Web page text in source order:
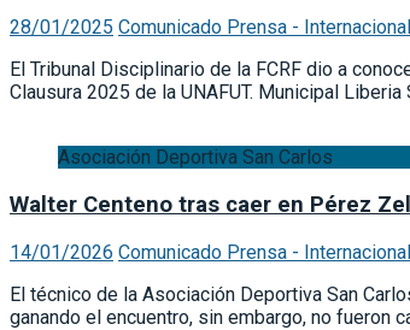
28/01/2025 Comunicado Prensa -
El Tribunal Disciplinario de la FCRF dio a
Clausura 2025 de la UNAFUT. Municipal
Asociación Deportiva San Carlos
Walter Centeno tras caer en Pérez
14/01/2026 Comunicado Prensa -
El técnico de la Asociación Deportiva San
ganando el encuentro, sin embargo, no fueron